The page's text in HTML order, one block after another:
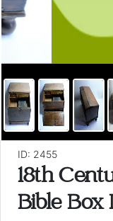
ID: 2455
18th
Bible Box